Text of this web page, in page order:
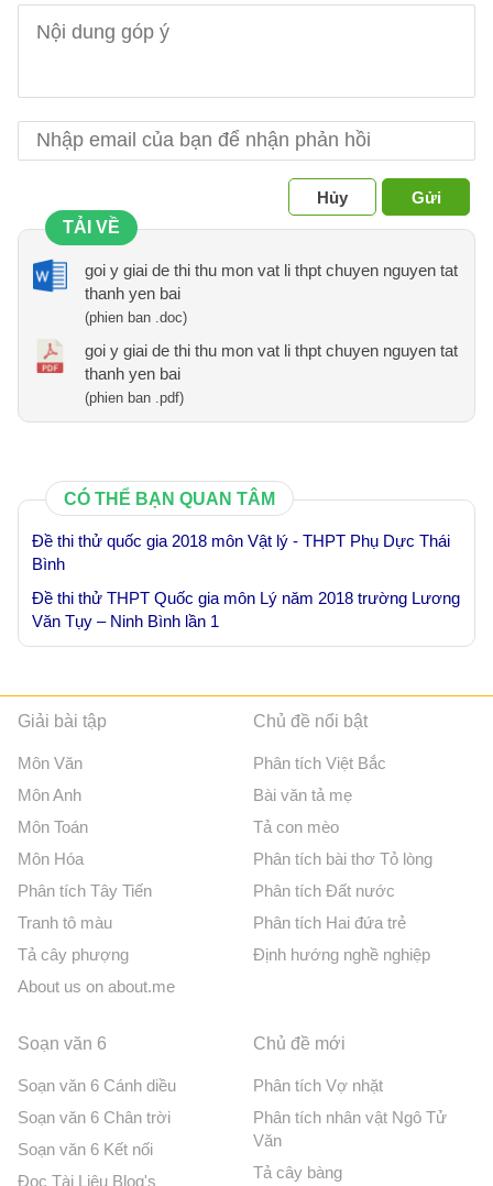
Hủy
Gửi
TẢI VỀ
goi y giai de thi thu mon vat li thpt chuyen nguyen tat
thanh yen bai
(phien ban .doc)
goi y giai de thi thu mon vat li thpt chuyen nguyen tat
thanh yen bai
(phien ban .pdf)
CÓ THỂ BẠN QUAN TÂM
Đề thi thử quốc gia 2018 môn Vật lý - THPT Phụ Dực Thái
Bình
Đề thi thử THPT Quốc gia môn Lý năm 2018 trường Lương
Văn Tụy – Ninh Bình lần 1
Giải bài tập
Môn Văn
Môn Anh
Môn Toán
Môn Hóa
Phân tích Tây Tiến
Tranh tô màu
Tả cây phượng
About us on about.me
Chủ đề nổi bật
Phân tích Việt Bắc
Bài văn tả mẹ
Tả con mèo
Phân tích bài thơ Tỏ lòng
Phân tích Đất nước
Phân tích Hai đứa trẻ
Định hướng nghề nghiệp
Soạn văn 6
Soạn văn 6 Cánh diều
Soạn văn 6 Chân trời
Soạn văn 6 Kết nối
Đọc Tài Liệu Blog's
Chủ đề mới
Phân tích Vợ nhặt
Phân tích nhân vật Ngô Tử
Văn
Tả cây bàng